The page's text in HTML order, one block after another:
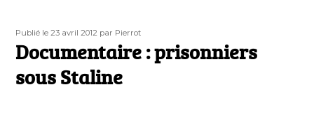
Publié
le
Publié le 23 avril 2012 Auteur
par Pierrot
Documentaire : prisonniers
sous Staline